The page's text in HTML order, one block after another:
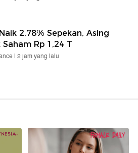
Naik 2,78% Sepekan, Asing
Saham Rp 1,24 T
| 2 jam yang lalu